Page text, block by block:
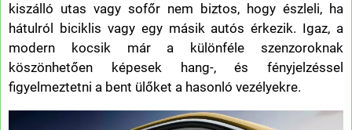
kiszálló utas vagy sofőr nem biztos, hogy észleli, ha
hátulról biciklis vagy egy másik autós érkezik. Igaz, a
modern kocsik már a különféle szenzoroknak
köszönhetően képesek hang-, és fényjelzéssel
figyelmeztetni a bent ülőket a hasonló vezélyekre.